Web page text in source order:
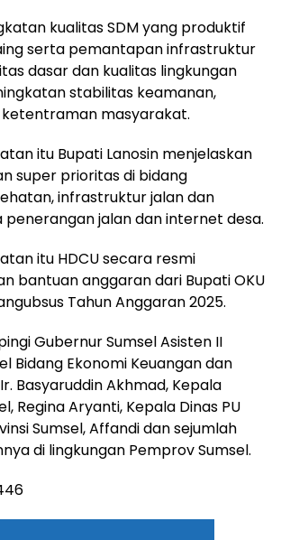
kualitas SDM yang produktif
serta pemantapan infrastruktur
dasar dan kualitas lingkungan
stabilitas keamanan,
masyarakat.
itu Bupati Lanosin menjelaskan
super prioritas di bidang
infrastruktur jalan dan
jalan dan internet desa.
itu HDCU secara resmi
bantuan anggaran dari Bupati OKU
Tahun Anggaran 2025.
Gubernur Sumsel Asisten II
Bidang Ekonomi Keuangan dan
Basyaruddin Akhmad, Kepala
Regina Aryanti, Kepala Dinas PU
Sumsel, Affandi dan sejumlah
di lingkungan Pemprov Sumsel.